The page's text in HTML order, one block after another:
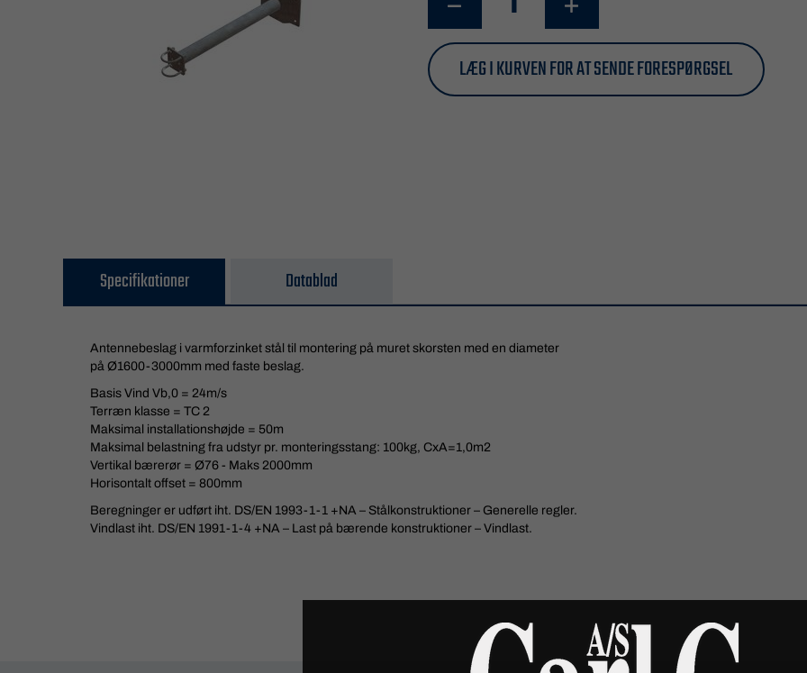
LÆG I KURVEN FOR AT SENDE FORESPØRGSEL
Specifikationer Datablad
Antennebeslag i varmforzinket stål til montering på muret skorsten med en diameter
på Ø1600-3000mm med faste beslag.
Basis Vind Vb,0 = 24m/s
Terræn klasse = TC 2
Maksimal installationshøjde = 50m
Maksimal belastning fra udstyr pr. monteringsstang: 100kg, CxA=1,0m2
Vertikal bærerør = Ø76 - Maks 2000mm
Horisontalt offset = 800mm
Beregninger er udført iht. DS/EN 1993-1-1 +NA – Stålkonstruktioner – Generelle regler.
Vindlast iht. DS/EN 1991-1-4 +NA – Last på bærende konstruktioner – Vindlast.